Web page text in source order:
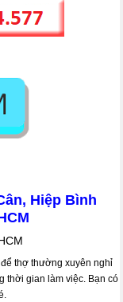
Hiệp Bình
thợ thường xuyên nghỉ
thời gian làm việc. Bạn có